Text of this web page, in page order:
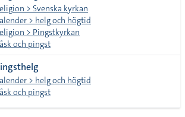
> Svenska kyrkan
> helg och högtid
> Pingstkyrkan
och pingst
> helg och högtid
och pingst